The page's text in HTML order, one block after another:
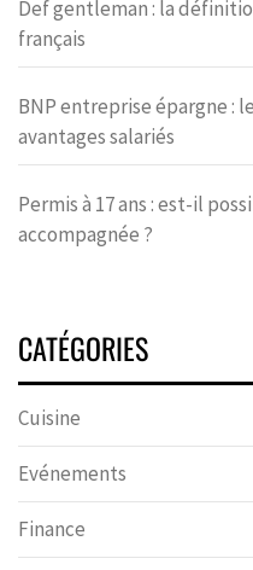
Def gentleman : la
français
BNP entreprise épargne :
avantages salariés
Permis à 17 ans : est-il
accompagnée ?
CATÉGORIES
Cuisine
Evénements
Finance